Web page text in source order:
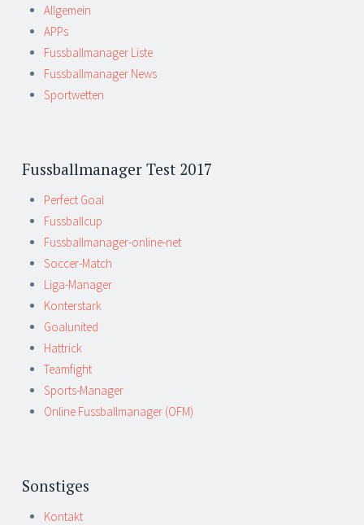
Allgemein
APPs
Fussballmanager Liste
Fussballmanager News
Sportwetten
Fussballmanager Test 2017
Perfect Goal
Fussballcup
Fussballmanager-online-net
Soccer-Match
Liga-Manager
Konterstark
Goalunited
Hattrick
Teamfight
Sports-Manager
Online Fussballmanager (OFM)
Sonstiges
Kontakt